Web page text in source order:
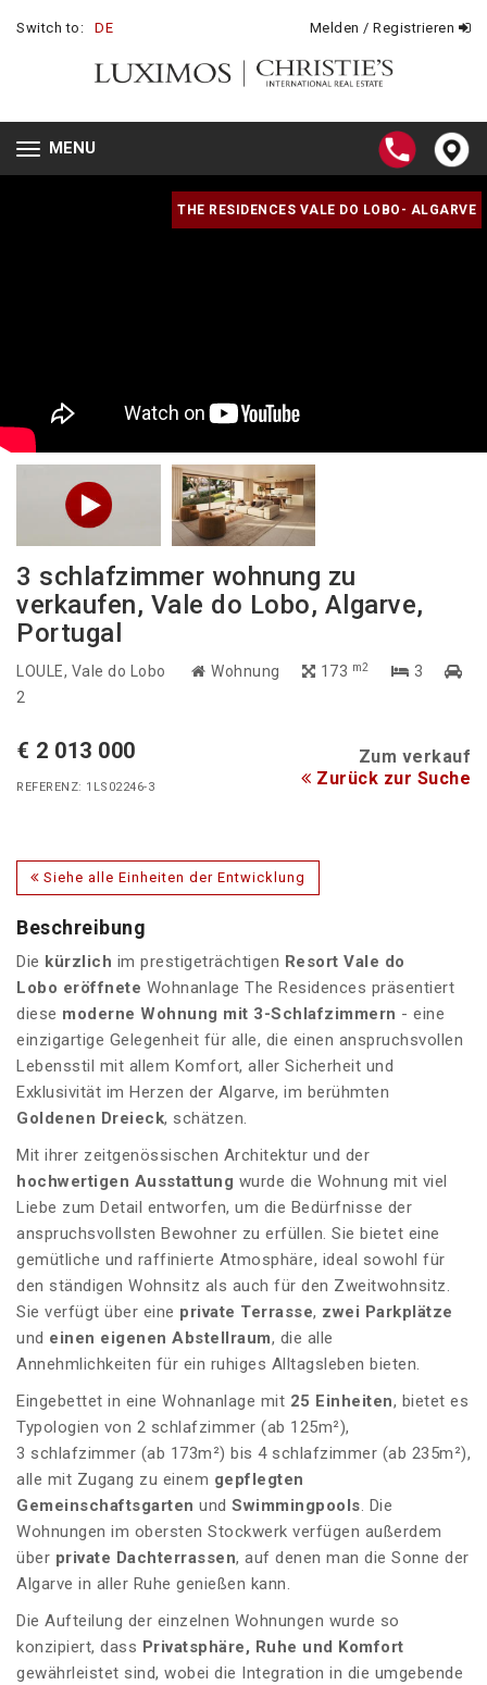
Switch to: DE Melden / Registrieren
Toggle
navigation
MENU
THE RESIDENCES VALE DO LOBO- ALGARVE
3 schlafzimmer wohnung zu
verkaufen, Vale do Lobo, Algarve,
Portugal
LOULE, Vale do Lobo Wohnung 173 m2
3
2
€ 2 013 000 Zum verkauf
REFERENZ: 1LS02246-3 Zurück zur Suche
Siehe alle Einheiten der Entwicklung
Beschreibung
Die kürzlich im prestigeträchtigen Resort Vale do
Lobo eröffnete Wohnanlage The Residences präsentiert
diese moderne Wohnung mit 3-Schlafzimmern - eine
einzigartige Gelegenheit für alle, die einen anspruchsvollen
Lebensstil mit allem Komfort, aller Sicherheit und
Exklusivität im Herzen der Algarve, im berühmten
Goldenen Dreieck, schätzen.
Mit ihrer zeitgenössischen Architektur und der
hochwertigen Ausstattung wurde die Wohnung mit viel
Liebe zum Detail entworfen, um die Bedürfnisse der
anspruchsvollsten Bewohner zu erfüllen. Sie bietet eine
gemütliche und raffinierte Atmosphäre, ideal sowohl für
den ständigen Wohnsitz als auch für den Zweitwohnsitz.
Sie verfügt über eine private Terrasse, zwei Parkplätze
und einen eigenen Abstellraum, die alle
Annehmlichkeiten für ein ruhiges Alltagsleben bieten.
Eingebettet in eine Wohnanlage mit 25 Einheiten, bietet es
Typologien von 2 schlafzimmer (ab 125m²),
3 schlafzimmer (ab 173m²) bis 4 schlafzimmer (ab 235m²),
alle mit Zugang zu einem gepflegten
Gemeinschaftsgarten und Swimmingpools. Die
Wohnungen im obersten Stockwerk verfügen außerdem
über private Dachterrassen, auf denen man die Sonne der
Algarve in aller Ruhe genießen kann.
Die Aufteilung der einzelnen Wohnungen wurde so
konzipiert, dass Privatsphäre, Ruhe und Komfort
gewährleistet sind, wobei die Integration in die umgebende